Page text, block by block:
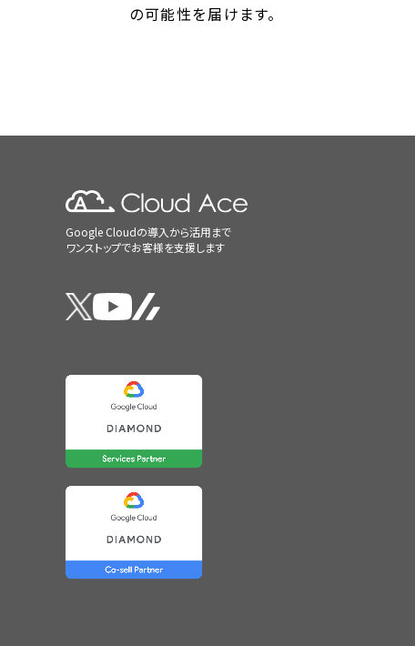
の可能性を届けます。
Google Cloudの導入から活用まで
ワンストップでお客様を支援します